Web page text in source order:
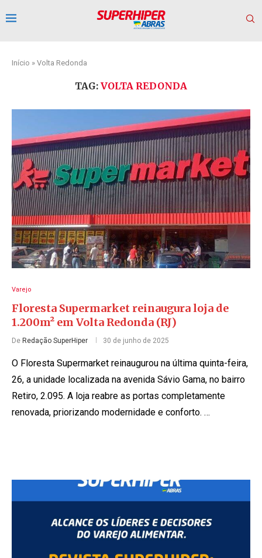
Início » Volta Redonda
TAG: VOLTA REDONDA
Varejo
Floresta Supermarket reinaugura loja de
1.200m² em Volta Redonda (RJ)
De Redação SuperHiper 30 de junho de 2025
O Floresta Supermarket reinaugurou na última quinta-feira,
26, a unidade localizada na avenida Sávio Gama, no bairro
Retiro, 2.095. A loja reabre as portas completamente
renovada, priorizando modernidade e conforto. …